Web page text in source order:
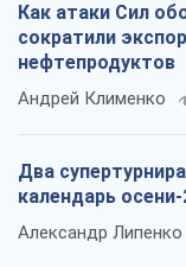
Как атаки Сил
сократили
нефтепродуктов
Андрей Клименко
Два
календарь
Александр Липенко